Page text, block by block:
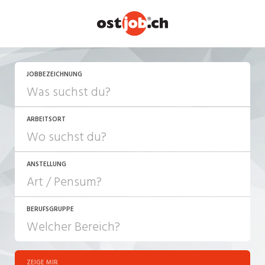
JOBBEZEICHNUNG
ARBEITSORT
ANSTELLUNG
JOB-TYP
Festanstellung
BERUFSGRUPPE
ZEIGE MIR